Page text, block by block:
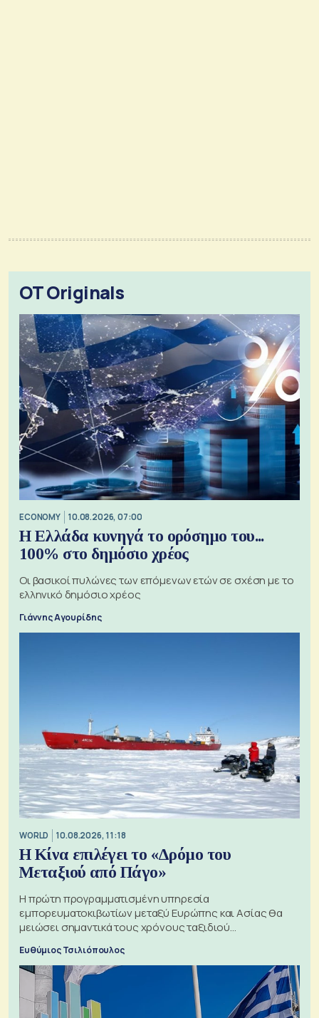
OT Originals
ECONOMY 10.08.2026, 07:00
Η Ελλάδα κυνηγά το ορόσημο του...
100% στο δημόσιο χρέος
Οι βασικοί πυλώνες των επόμενων ετών σε σχέση με το
ελληνικό δημόσιο χρέος
Γιάννης Αγουρίδης
WORLD 10.08.2026, 11:18
Η Κίνα επιλέγει το «Δρόμο του
Μεταξιού από Πάγο»
Η πρώτη προγραμματισμένη υπηρεσία
εμπορευματοκιβωτίων μεταξύ Ευρώπης και Ασίας θα
μειώσει σημαντικά τους χρόνους ταξιδιού
Ευθύμιος Τσιλιόπουλος